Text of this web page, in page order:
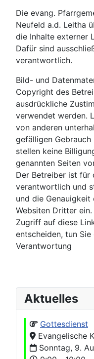
Die evang.
Neufeld a.d. Leitha
die Inhalte externer
Dafür sind
verantwortlich.
Bild- und
Copyright des
ausdrückliche
verwendet werden.
von anderen
gefälligen
stellen keine
genannten Seiten
Der Betreiber ist für
verantwortlich und
und die
Websiten Dritter
Zugriff auf diese
entscheiden, tun
Verantwortung
Aktuelles
Gottesdienst
Evangelische
Sonntag, 9.